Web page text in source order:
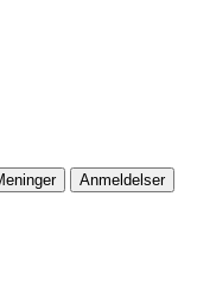
Anmeldelser